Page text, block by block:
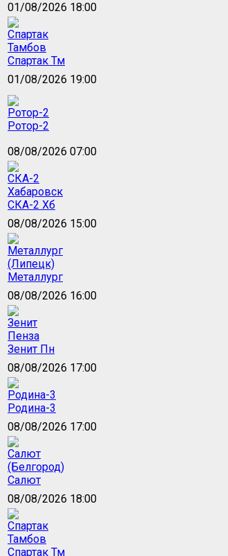
01/08/2026 18:00
Спартак Тм
01/08/2026 19:00
Ротор-2
08/08/2026 07:00
СКА-2 Хб
08/08/2026 15:00
Металлург
08/08/2026 16:00
Зенит Пн
08/08/2026 17:00
Родина-3
08/08/2026 17:00
Салют
08/08/2026 18:00
Спартак Тм